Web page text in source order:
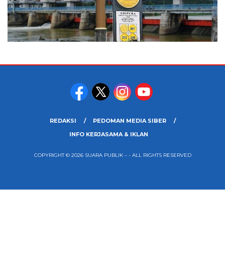
REDAKSI
PEDOMAN MEDIA SIBER
INFO KERJASAMA & IKLAN
COPYRIGHT © 2026 SUARA PUBLIK – - ALL RIGHTS RESERVED